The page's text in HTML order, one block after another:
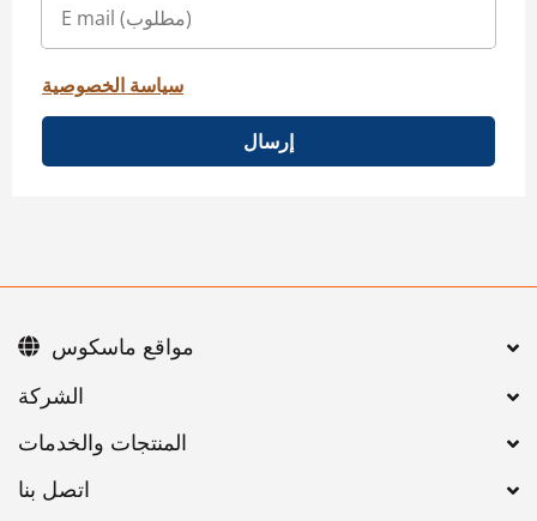
سياسة الخصوصية
إرسال
اتصل بنا
مواقع ماسكوس